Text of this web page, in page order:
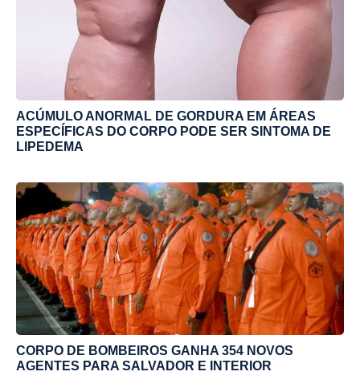
ACÚMULO ANORMAL DE GORDURA EM ÁREAS
ESPECÍFICAS DO CORPO PODE SER SINTOMA DE
LIPEDEMA
CORPO DE BOMBEIROS GANHA 354 NOVOS
AGENTES PARA SALVADOR E INTERIOR